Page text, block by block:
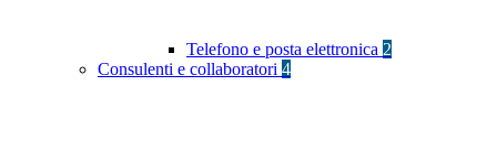
Telefono e posta elettronica 2
Consulenti e collaboratori 4